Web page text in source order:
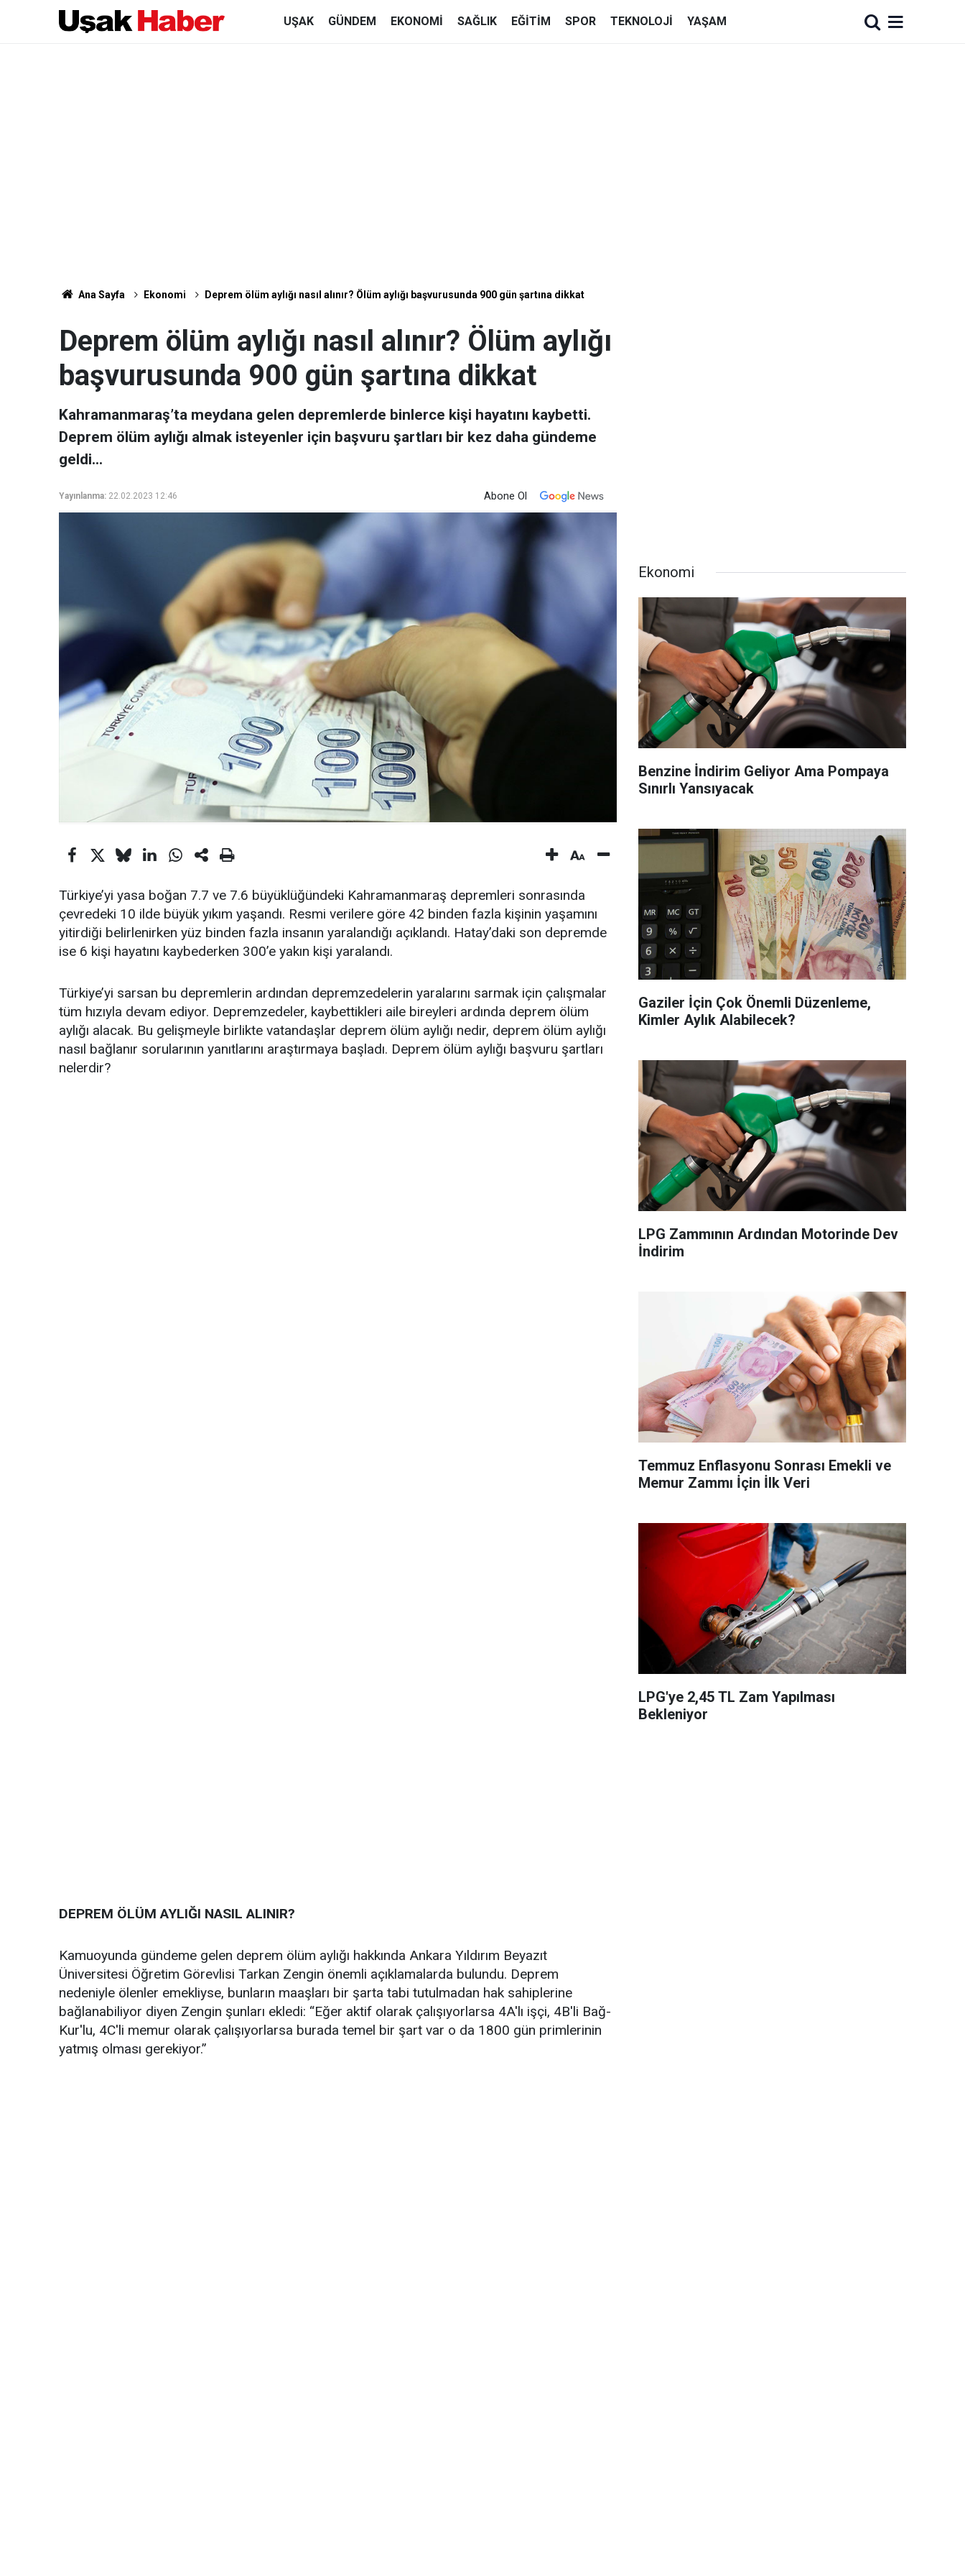
UŞAK GÜNDEM EKONOMI SAĞLIK EĞITIM SPOR TEKNOLOJI YAŞAM
Ana Sayfa Ekonomi Deprem ölüm aylığı nasıl alınır? Ölüm aylığı başvurusunda 900 gün şartına dikkat
Deprem ölüm aylığı nasıl alınır? Ölüm aylığı
başvurusunda 900 gün şartına dikkat
Kahramanmaraş’ta meydana gelen depremlerde binlerce kişi hayatını kaybetti.
Deprem ölüm aylığı almak isteyenler için başvuru şartları bir kez daha gündeme
geldi…
Yayınlanma: 22.02.2023 12:46 Abone Ol
Türkiye’yi yasa boğan 7.7 ve 7.6 büyüklüğündeki Kahramanmaraş depremleri sonrasında
çevredeki 10 ilde büyük yıkım yaşandı. Resmi verilere göre 42 binden fazla kişinin yaşamını
yitirdiği belirlenirken yüz binden fazla insanın yaralandığı açıklandı. Hatay’daki son depremde
ise 6 kişi hayatını kaybederken 300’e yakın kişi yaralandı.
Türkiye’yi sarsan bu depremlerin ardından depremzedelerin yaralarını sarmak için çalışmalar
tüm hızıyla devam ediyor. Depremzedeler, kaybettikleri aile bireyleri ardında deprem ölüm
aylığı alacak. Bu gelişmeyle birlikte vatandaşlar deprem ölüm aylığı nedir, deprem ölüm aylığı
nasıl bağlanır sorularının yanıtlarını araştırmaya başladı. Deprem ölüm aylığı başvuru şartları
nelerdir?
DEPREM ÖLÜM AYLIĞI NASIL ALINIR?
Kamuoyunda gündeme gelen deprem ölüm aylığı hakkında Ankara Yıldırım Beyazıt
Üniversitesi Öğretim Görevlisi Tarkan Zengin önemli açıklamalarda bulundu. Deprem
nedeniyle ölenler emekliyse, bunların maaşları bir şarta tabi tutulmadan hak sahiplerine
bağlanabiliyor diyen Zengin şunları ekledi: “Eğer aktif olarak çalışıyorlarsa 4A'lı işçi, 4B'li Bağ-
Kur'lu, 4C'li memur olarak çalışıyorlarsa burada temel bir şart var o da 1800 gün primlerinin
yatmış olması gerekiyor.”
Ekonomi
Benzine İndirim Geliyor Ama Pompaya
Sınırlı Yansıyacak
Gaziler İçin Çok Önemli Düzenleme,
Kimler Aylık Alabilecek?
LPG Zammının Ardından Motorinde Dev
İndirim
Temmuz Enflasyonu Sonrası Emekli ve
Memur Zammı İçin İlk Veri
LPG'ye 2,45 TL Zam Yapılması
Bekleniyor